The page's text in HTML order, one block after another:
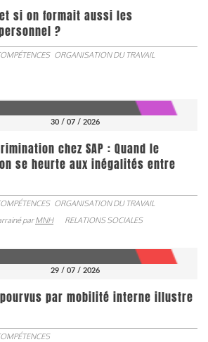
si on formait aussi les
?
ORGANISATION DU TRAVAIL
30 / 07 / 2026
chez SAP : Quand le
se heurte aux inégalités entre
ORGANISATION DU TRAVAIL
parMNH RELATIONS SOCIALES
29 / 07 / 2026
par mobilité interne illustre